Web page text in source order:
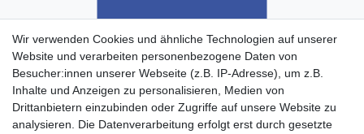
Wir verwenden Cookies und ähnliche Technologien auf unserer
Website und verarbeiten personenbezogene Daten von
Besucher:innen unserer Webseite (z.B. IP-Adresse), um z.B.
Inhalte und Anzeigen zu personalisieren, Medien von
Drittanbietern einzubinden oder Zugriffe auf unsere Website zu
analysieren. Die Datenverarbeitung erfolgt erst durch gesetzte